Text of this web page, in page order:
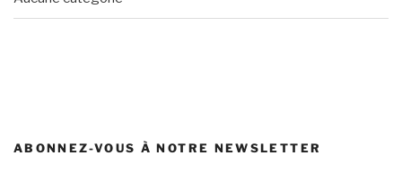
ABONNEZ-VOUS À NOTRE NEWSLETTER